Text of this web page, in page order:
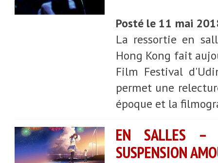
Posté le 11 mai
La ressortie en
Hong Kong fait
Film Festival
permet une
époque et la
EN SALLES –
SUSPENSION